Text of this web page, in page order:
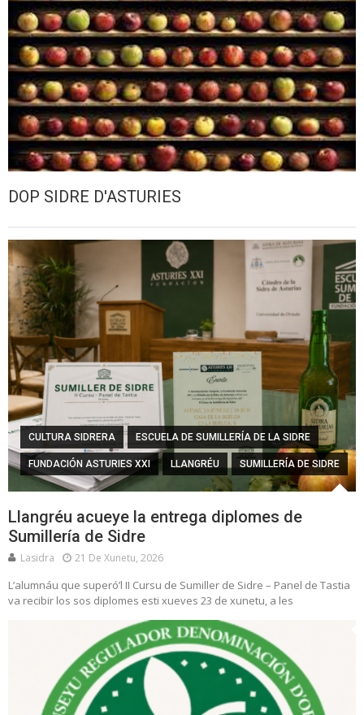
DOP SIDRE D'ASTURIES
CULTURA SIDRERA ESCUELA DE SUMILLERÍA DE LA SIDRE
FUNDACIÓN ASTURIES XXI LLANGRÉU SUMILLERÍA DE SIDRE
Llangréu acueye la entrega diplomes de
Sumillería de Sidre
Lasidra 21 De Xunetu, 2026
L’alumnáu que superó’l II Cursu de Sumiller de Sidre – Panel de Tastia
va recibir los sos diplomes esti xueves 23 de xunetu, a les